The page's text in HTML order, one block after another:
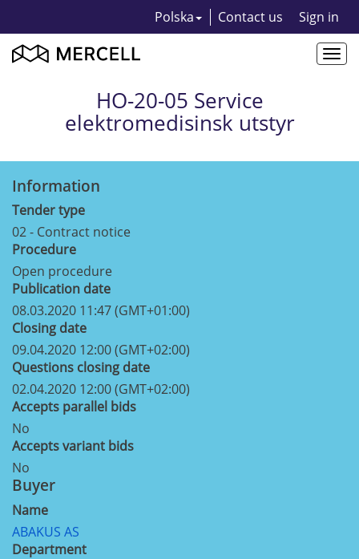
Polska Contact us Sign in
HO-20-05 Service
elektromedisinsk utstyr
Information
Tender type
02 - Contract notice
Procedure
Open procedure
Publication date
08.03.2020 11:47 (GMT+01:00)
Closing date
09.04.2020 12:00 (GMT+02:00)
Questions closing date
02.04.2020 12:00 (GMT+02:00)
Accepts parallel bids
No
Accepts variant bids
No
Buyer
Name
ABAKUS AS
Department